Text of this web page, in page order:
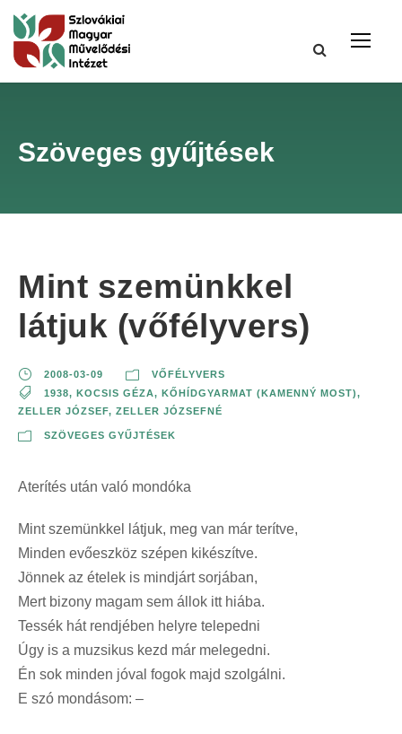
Szöveges gyűjtések
Mint szemünkkel
látjuk (vőfélyvers)
2008-03-09
VŐFÉLYVERS
1938, KOCSIS GÉZA, KŐHÍDGYARMAT (KAMENNÝ MOST),
ZELLER JÓZSEF, ZELLER JÓZSEFNÉ
SZÖVEGES GYŰJTÉSEK
Aterítés után való mondóka
Mint szemünkkel látjuk, meg van már terítve,
Minden evőeszköz szépen kikészítve.
Jönnek az ételek is mindjárt sorjában,
Mert bizony magam sem állok itt hiába.
Tessék hát rendjében helyre telepedni
Úgy is a muzsikus kezd már melegedni.
Én sok minden jóval fogok majd szolgálni.
E szó mondásom: –